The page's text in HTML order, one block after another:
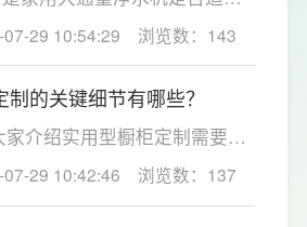
水兑冷水，呵护宝宝娇嫩肠
领尚建议，选购前一定要结
断。家用大通量净水机更适
水需求大的家庭，比如三口
经常泡茶、冲奶、清洗果
净水的用户。小户型、单人
少的家庭，无需盲目追求超
过剩造成浪费。
29 10:54:29 浏览数：143
的关键细节有哪些？
家介绍实用型橱柜定制需要关
：实用型橱柜定制应结合厨
习惯进行规划，合理划分
提升下厨效率；同时充分利
29 10:42:46 浏览数：137